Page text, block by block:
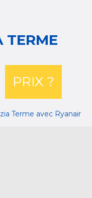
TERME
PRIX ?
Terme avec Ryanair